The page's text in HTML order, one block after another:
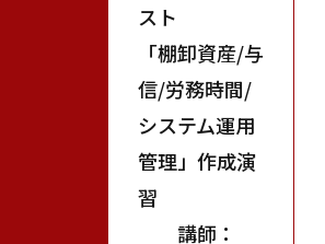
スト
「棚卸資産/与
信/労務時間/
システム運用
管理」作成演
習
講師：